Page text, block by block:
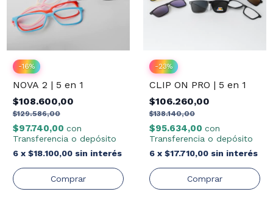
-16%
NOVA 2 | 5 en 1
$108.600,00
$129.586,00
$97.740,00 con
Transferencia o depósito
6 x $18.100,00 sin interés
-23%
CLIP ON PRO | 5 en 1
$106.260,00
$138.140,00
$95.634,00 con
Transferencia o depósito
6 x $17.710,00 sin interés